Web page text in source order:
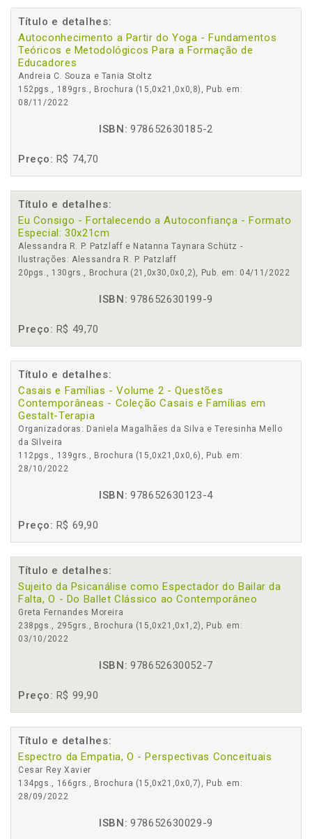
Título e detalhes:
Autoconhecimento a Partir do Yoga - Fundamentos
Teóricos e Metodológicos Para a Formação de
Educadores
Andreia C. Souza e Tania Stoltz
152pgs., 189grs., Brochura (15,0x21,0x0,8), Pub. em:
08/11/2022
ISBN: 978652630185-2
Preço: R$ 74,70
Título e detalhes:
Eu Consigo - Fortalecendo a Autoconfiança - Formato
Especial: 30x21cm
Alessandra R. P. Patzlaff e Natanna Taynara Schütz -
Ilustrações: Alessandra R. P. Patzlaff
20pgs., 130grs., Brochura (21,0x30,0x0,2), Pub. em: 04/11/2022
ISBN: 978652630199-9
Preço: R$ 49,70
Título e detalhes:
Casais e Famílias - Volume 2 - Questões
Contemporâneas - Coleção Casais e Famílias em
Gestalt-Terapia
Organizadoras: Daniela Magalhães da Silva e Teresinha Mello
da Silveira
112pgs., 139grs., Brochura (15,0x21,0x0,6), Pub. em:
28/10/2022
ISBN: 978652630123-4
Preço: R$ 69,90
Título e detalhes:
Sujeito da Psicanálise como Espectador do Bailar da
Falta, O - Do Ballet Clássico ao Contemporâneo
Greta Fernandes Moreira
238pgs., 295grs., Brochura (15,0x21,0x1,2), Pub. em:
03/10/2022
ISBN: 978652630052-7
Preço: R$ 99,90
Título e detalhes:
Espectro da Empatia, O - Perspectivas Conceituais
Cesar Rey Xavier
134pgs., 166grs., Brochura (15,0x21,0x0,7), Pub. em:
28/09/2022
ISBN: 978652630029-9